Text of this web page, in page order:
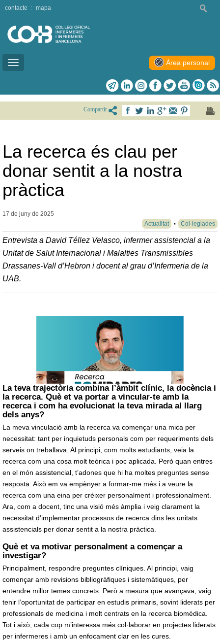
Toggle
contacte mapa
Àrea personal
Compartir
La recerca és clau per
donar sentit a la nostra
pràctica
17 de juny de 2025
Actualitat
Col·legiades
Entrevista a David Téllez Velasco, infermer assistencial a la
Unitat de Salut Internacional i Malalties Transmissibles
Drassanes-Vall d’Hebron i docent al grau d’Infermeria de la
UAB.
La teva trajectòria combina l’àmbit clínic, la docència i
la recerca. Què et va portar a vincular-te amb la
recerca i com ha evolucionat la teva mirada al llarg
dels anys?
La meva vinculació amb la recerca va començar una mica per
necessitat: tant per inquietuds personals com per requeriments dels
serveis on treballava. Al principi, com molts estudiants, veia la
recerca com una cosa molt teòrica i poc aplicada. Però quan entres
en el món assistencial, t’adones que hi ha moltes preguntes sense
resposta. Això em va empènyer a formar-me més i a veure la
recerca com una eina per créixer personalment i professionalment.
Ara, com a docent, tinc una visió més àmplia i veig clarament la
necessitat d’implementar processos de recerca dins les unitats
assistencials per donar sentit a la nostra pràctica.
Què et va motivar personalment a començar a
investigar?
Principalment, respondre preguntes clíniques. Al principi, vaig
començar amb revisions bibliogràfiques i sistemàtiques, per
entendre millor temes concrets. Però a mesura que avançava, vaig
tenir l’oportunitat de participar en estudis primaris, sovint liderats per
professionals de medicina i molt centrats en la recerca biomèdica.
Tot i això, cada cop m’interessa més col·laborar en projectes liderats
per infermeres i amb un enfocament clar en les cures.